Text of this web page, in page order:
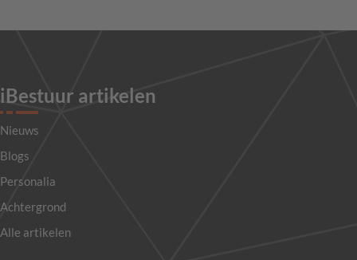
iBestuur artikelen
Nieuws
Blogs
Personalia
Achtergrond
Alle artikelen